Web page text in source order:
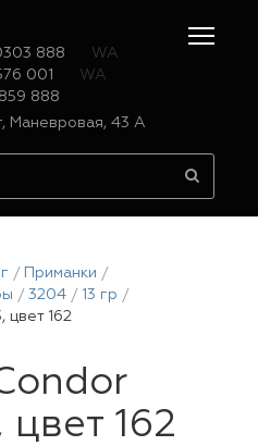
888
WA
001
WA
888
Маневровая, 43 А
Приманки
3204
13 гр
цвет 162
цвет 162